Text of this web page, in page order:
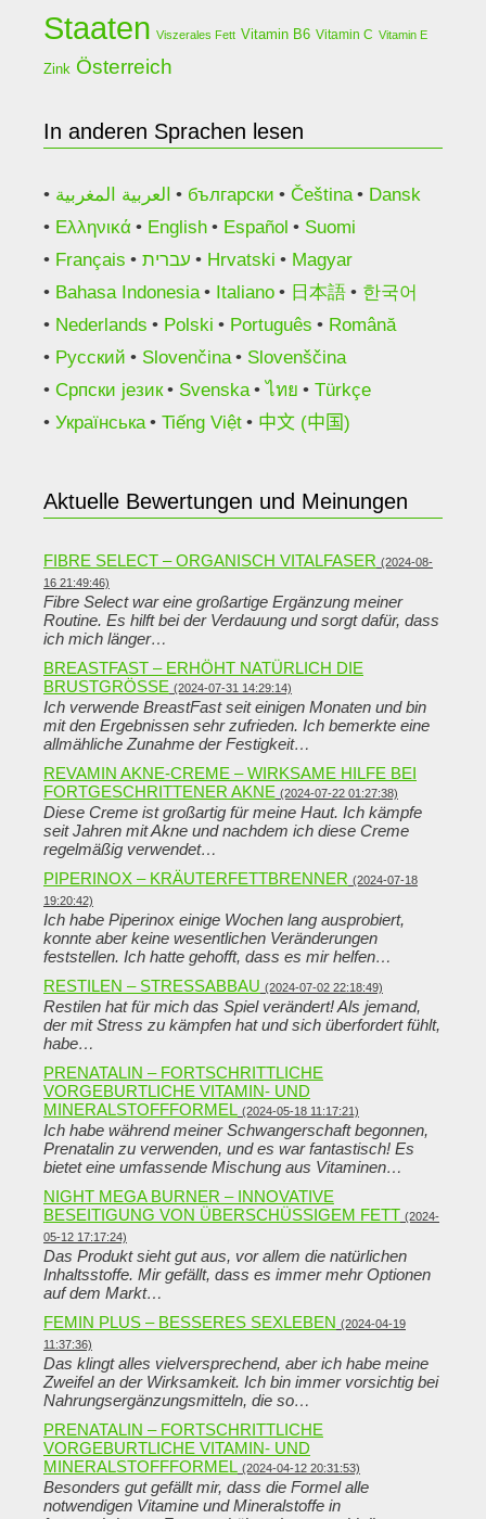
Staaten Viszerales Fett Vitamin B6 Vitamin C Vitamin E
Zink Österreich
In anderen Sprachen lesen
العربية المغربية български Čeština
Dansk
Ελληνικά
English Español
Suomi
Français
עברית Hrvatski
Magyar
Bahasa Indonesia
Italiano 日本語
한국어
Nederlands
Polski Português
Română
Русский
Slovenčina
Slovenščina
Српски језик
Svenska ไทย
Türkçe
Українська
Tiếng Việt 中文 (中国)
Aktuelle Bewertungen und Meinungen
FIBRE SELECT – ORGANISCH VITALFASER (2024-08-
16 21:49:46)
Fibre Select war eine großartige Ergänzung meiner
Routine. Es hilft bei der Verdauung und sorgt dafür, dass
ich mich länger…
BREASTFAST – ERHÖHT NATÜRLICH DIE
BRUSTGRÖSSE
(2024-07-31 14:29:14)
Ich verwende BreastFast seit einigen Monaten und bin
mit den Ergebnissen sehr zufrieden. Ich bemerkte eine
allmähliche Zunahme der Festigkeit…
REVAMIN AKNE-CREME – WIRKSAME HILFE BEI
FORTGESCHRITTENER AKNE (2024-07-22 01:27:38)
Diese Creme ist großartig für meine Haut. Ich kämpfe
seit Jahren mit Akne und nachdem ich diese Creme
regelmäßig verwendet…
PIPERINOX – KRÄUTERFETTBRENNER (2024-07-18
19:20:42)
Ich habe Piperinox einige Wochen lang ausprobiert,
konnte aber keine wesentlichen Veränderungen
feststellen. Ich hatte gehofft, dass es mir helfen…
RESTILEN – STRESSABBAU (2024-07-02 22:18:49)
Restilen hat für mich das Spiel verändert! Als jemand,
der mit Stress zu kämpfen hat und sich überfordert fühlt,
habe…
PRENATALIN – FORTSCHRITTLICHE
VORGEBURTLICHE VITAMIN- UND
MINERALSTOFFFORMEL (2024-05-18 11:17:21)
Ich habe während meiner Schwangerschaft begonnen,
Prenatalin zu verwenden, und es war fantastisch! Es
bietet eine umfassende Mischung aus Vitaminen…
NIGHT MEGA BURNER – INNOVATIVE
BESEITIGUNG VON ÜBERSCHÜSSIGEM FETT (2024-
05-12 17:17:24)
Das Produkt sieht gut aus, vor allem die natürlichen
Inhaltsstoffe. Mir gefällt, dass es immer mehr Optionen
auf dem Markt…
FEMIN PLUS – BESSERES SEXLEBEN (2024-04-19
11:37:36)
Das klingt alles vielversprechend, aber ich habe meine
Zweifel an der Wirksamkeit. Ich bin immer vorsichtig bei
Nahrungsergänzungsmitteln, die so…
PRENATALIN – FORTSCHRITTLICHE
VORGEBURTLICHE VITAMIN- UND
MINERALSTOFFFORMEL (2024-04-12 20:31:53)
Besonders gut gefällt mir, dass die Formel alle
notwendigen Vitamine und Mineralstoffe in